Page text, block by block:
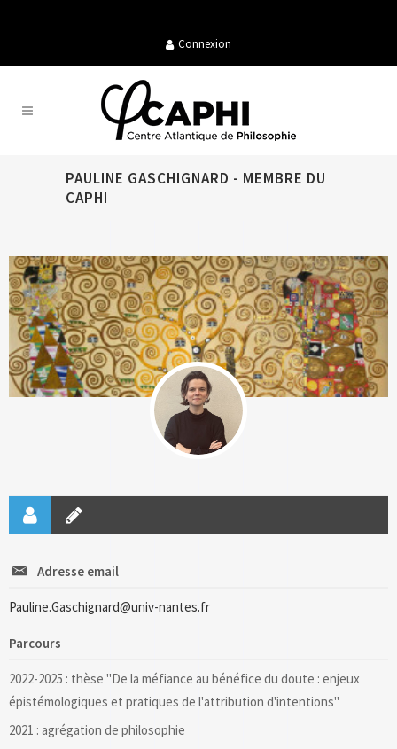
Connexion
PAULINE GASCHIGNARD - MEMBRE DU
CAPHI
Adresse email
Pauline.Gaschignard@univ-nantes.fr
Parcours
2022-2025 : thèse "De la méfiance au bénéfice du doute : enjeux
épistémologiques et pratiques de l'attribution d'intentions"
2021 : agrégation de philosophie